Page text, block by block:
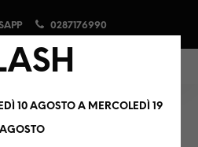
0287176990
0
10 AGOSTO A MERCOLEDÌ 19
AGOSTO